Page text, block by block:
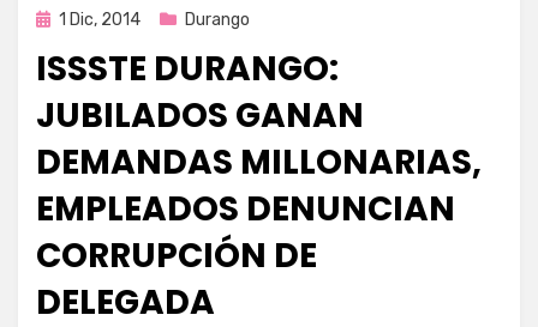
Publicada
1 Dic, 2014 Durango
ISSSTE DURANGO:
JUBILADOS GANAN
DEMANDAS MILLONARIAS,
EMPLEADOS DENUNCIAN
CORRUPCIÓN DE
DELEGADA